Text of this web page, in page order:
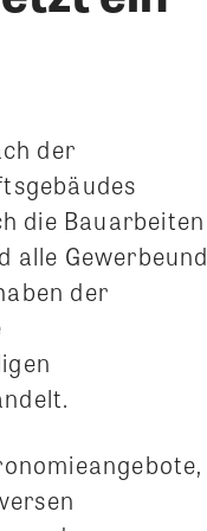
der
die Bauarbeiten
alle Gewerbeund
der